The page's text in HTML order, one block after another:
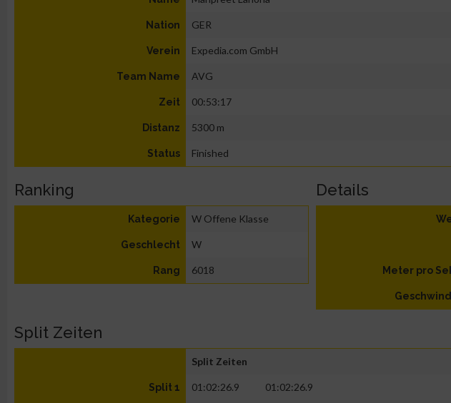
Nation GER
Verein Expedia.com GmbH
Team Name AVG
Zeit 00:53:17
Distanz 5300 m
Status Finished
Ranking
Kategorie W Offene Klasse
Geschlecht W
Rang 6018
Details
Meter pro
Split Zeiten
Split Zeiten
Split 1 01:02:26.9 01:02:26.9